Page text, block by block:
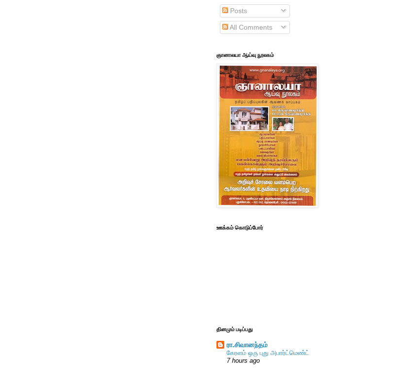
Posts
All Comments
ஞானாலயா ஆய்வு நூலகம்
ஊக்கம் கொடுப்போர்
தினமும் படிப்பது
ரா.சிவானந்தம்
கேரளம் ஒரு புது அபார்ட்மெண்ட்
7 hours ago